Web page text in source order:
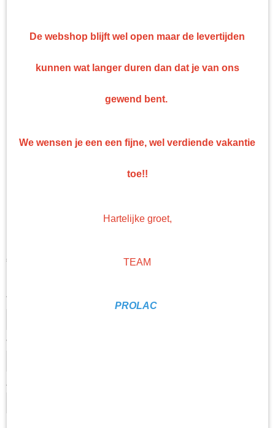
90.200 UniMix 2K Epoxy
€ 270,30
Verharder
verdunning
Aantal
De webshop blijft wel open maar de levertijden
kunnen wat langer duren dan dat je van ons
gewend bent.
We wensen je een een fijne, wel verdiende vakantie
toe!!
Hartelijke groet,
TEAM
PROLAC